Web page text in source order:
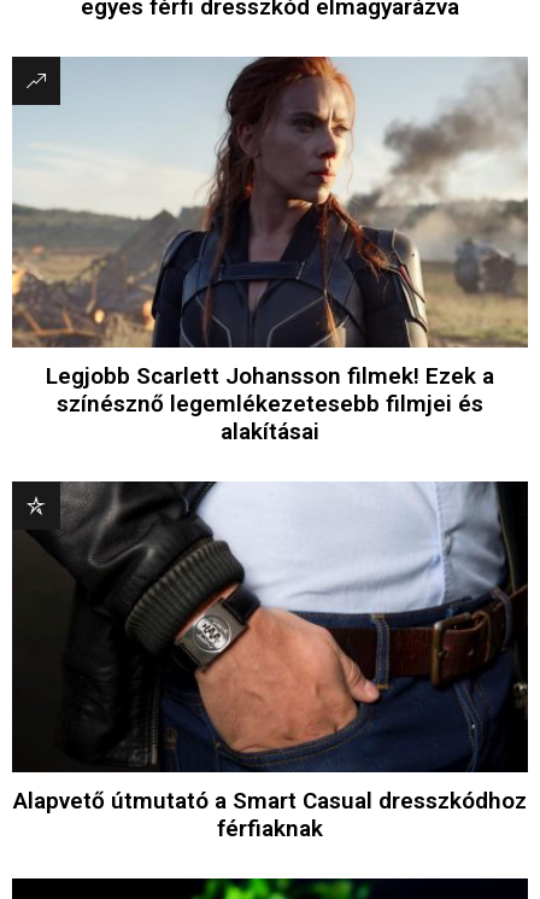
egyes férfi dresszkód elmagyarázva
Legjobb Scarlett Johansson filmek! Ezek a
színésznő legemlékezetesebb filmjei és
alakításai
Alapvető útmutató a Smart Casual dresszkódhoz
férfiaknak